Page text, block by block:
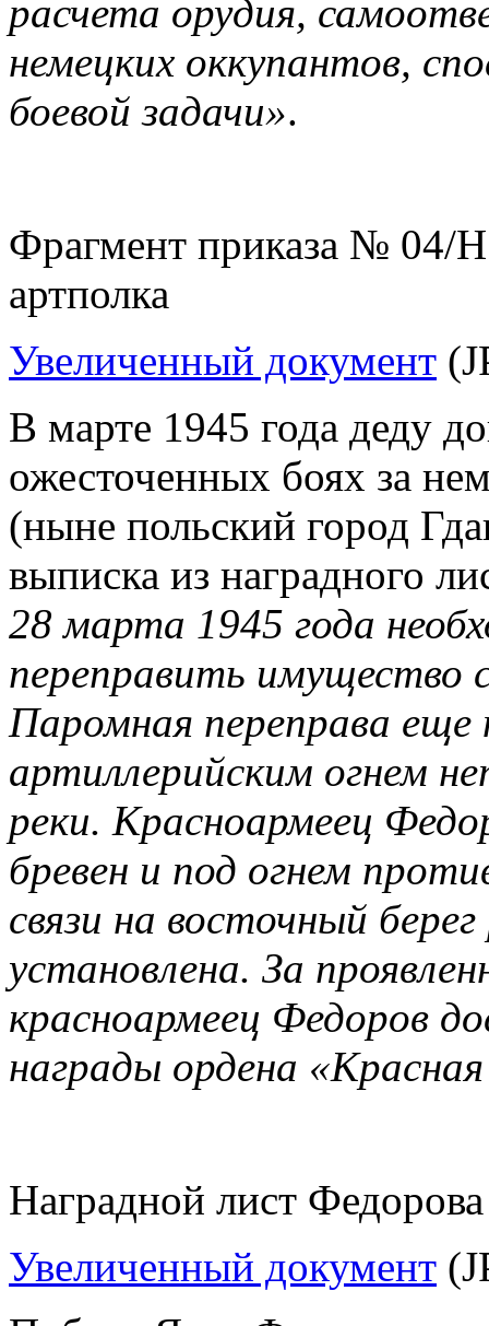
расчета орудия,
немецких оккупантов,
боевой задачи».
Фрагмент приказа № 04/Н
артполка
Увеличенный документ
В марте 1945 года деду
ожесточенных боях за
(ныне польский город
выписка из наградного
28 марта 1945 года
переправить имущество
Паромная переправа
артиллерийским огнем
реки. Красноармеец
бревен и под огнем
связи на восточный
установлена. За
красноармеец Федоров
награды ордена «Красная
Наградной лист
Увеличенный документ